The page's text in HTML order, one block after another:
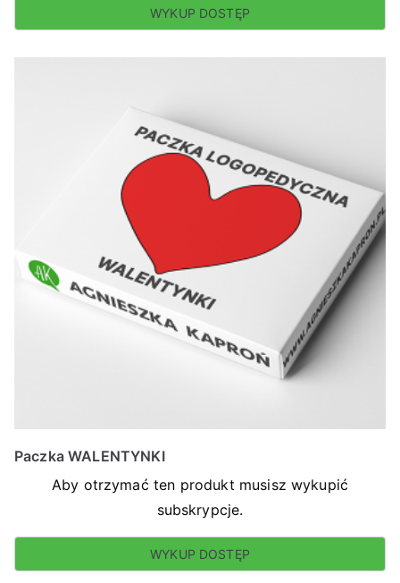
WYKUP DOSTĘP
Paczka WALENTYNKI
Aby otrzymać ten produkt musisz wykupić
subskrypcje.
WYKUP DOSTĘP